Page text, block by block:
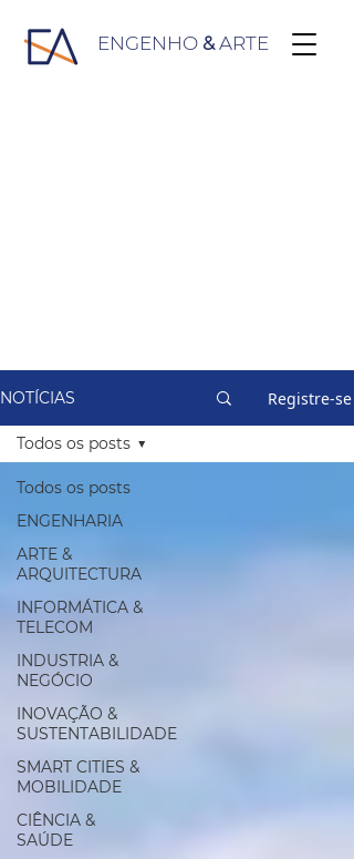
ENGENHO &ARTE
NOTÍCIAS Registre-se
Todos os posts
ENGENHARIA
ARTE &
ARQUITECTURA
INFORMÁTICA &
TELECOM
INDUSTRIA &
NEGÓCIO
INOVAÇÃO &
SUSTENTABILIDADE
SMART CITIES &
MOBILIDADE
CIÊNCIA &
SAÚDE
Todos os posts